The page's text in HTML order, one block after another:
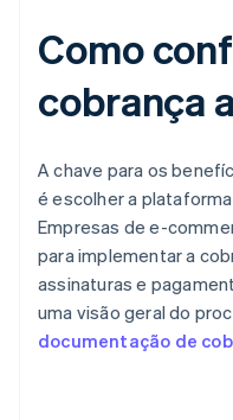
Como
cobrança
A chave para os
é escolher a
Empresas de e-
para implementar a
assinaturas e
uma visão geral do
documentação de